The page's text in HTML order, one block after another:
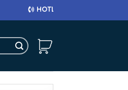
HOTLINE: 0911 682 663